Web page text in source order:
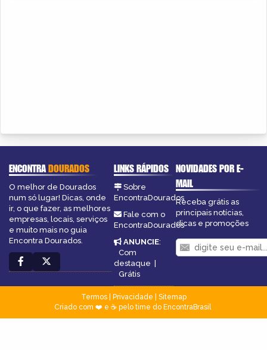
ENCONTRADOURADOS
O melhor de Dourados
num só lugar! Dicas, onde
ir, o que fazer, as melhores
empresas, locais, serviços
e muito mais no guia
Encontra Dourados.
LINKS RÁPIDOS
Sobre
EncontraDourados
Fale com o
EncontraDourados
ANUNCIE:
Com
destaque |
Grátis
NOVIDADES POR E-
MAIL
Receba grátis as
principais notícias,
dicas e promoções
Termos| Privacidade
Sitemap
Criado com ❤️ e ☕ pelo time do EncontraBrasil